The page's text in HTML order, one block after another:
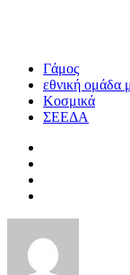
Γάμος
εθνική ομάδα
Κοσμικά
ΣΕΕΔΑ